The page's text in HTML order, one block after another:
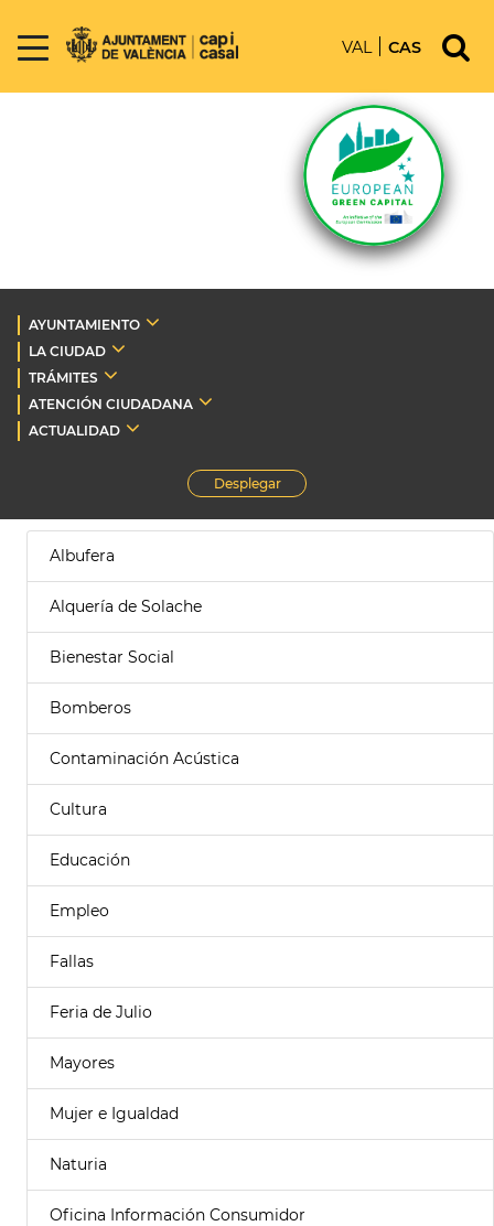
VAL CAS
AYUNTAMIENTO
LA CIUDAD
TRÁMITES
ATENCIÓN CIUDADANA
ACTUALIDAD
Desplegar
Albufera
Alquería de Solache
Bienestar Social
Bomberos
Contaminación Acústica
Cultura
Educación
Empleo
Fallas
Feria de Julio
Mayores
Mujer e Igualdad
Naturia
Oficina Información Consumidor